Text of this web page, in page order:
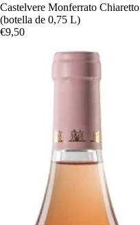
Castelvere Monferrato Chiaretto
(botella de 0,75 L)
€9,50